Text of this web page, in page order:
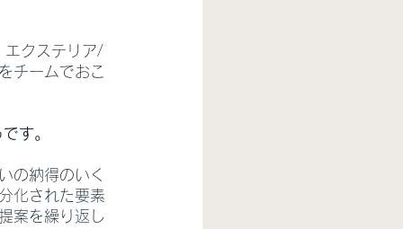
エクステリア/
チームでおこ
す。
の納得のいく
化された要素
案を繰り返し